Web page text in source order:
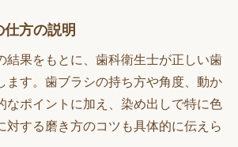
方の説明
結果をもとに、歯科衛生士が正しい歯
ます。歯ブラシの持ち方や角度、動か
なポイントに加え、染め出しで特に色
対する磨き方のコツも具体的に伝えら